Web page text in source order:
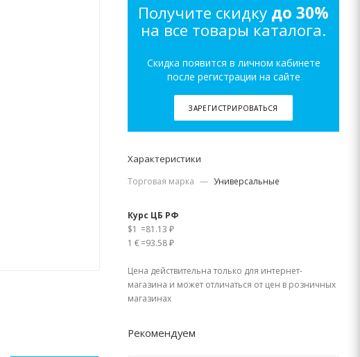
Получите скидку до 30%
на все товары каталога.
Скидка появится в личном кабинете
после регистрации на сайте
ЗАРЕГИСТРИРОВАТЬСЯ
Характеристики
Торговая марка — Универсальные
Курс ЦБ РФ
$1 =81.13 ₽
1 €=93.58 ₽
Цена действительна только для интернет-
магазина и может отличаться от цен в розничных
магазинах
Рекомендуем